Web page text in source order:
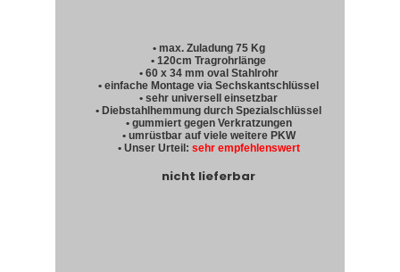
• max. Zuladung 75 Kg
• 120cm Tragrohrlänge
• 60 x 34 mm oval Stahlrohr
• einfache Montage via Sechskantschlüssel
• sehr universell einsetzbar
• Diebstahlhemmung durch Spezialschlüssel
• gummiert gegen Verkratzungen
• umrüstbar auf viele weitere PKW
• Unser Urteil: sehr empfehlenswert
nicht lieferbar